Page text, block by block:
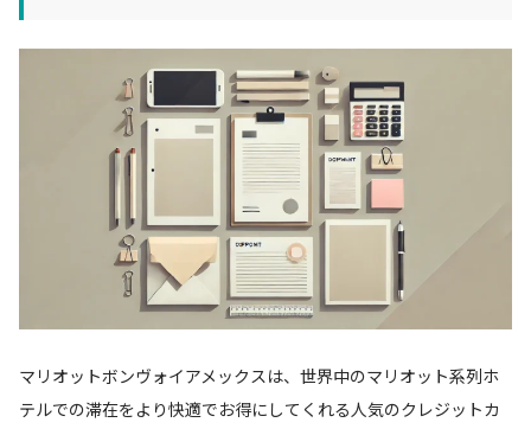
マリオットボンヴォイアメックスは、世界中のマリオット系列ホ
テルでの滞在をより快適でお得にしてくれる人気のクレジットカ